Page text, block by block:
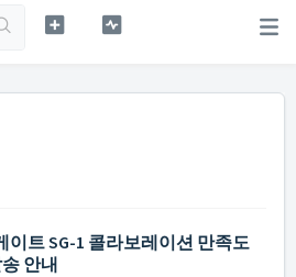
이트 SG-1 콜라보레이션 만족도
안내